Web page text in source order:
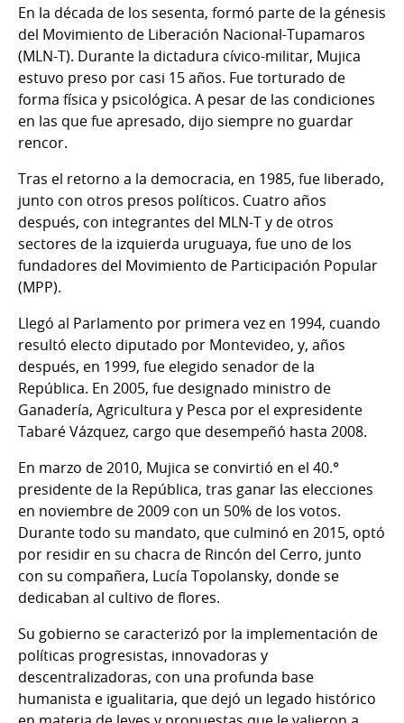
En la década de los sesenta, formó parte de la génesis
del Movimiento de Liberación Nacional-Tupamaros
(MLN-T). Durante la dictadura cívico-militar, Mujica
estuvo preso por casi 15 años. Fue torturado de
forma física y psicológica. A pesar de las condiciones
en las que fue apresado, dijo siempre no guardar
rencor.
Tras el retorno a la democracia, en 1985, fue liberado,
junto con otros presos políticos. Cuatro años
después, con integrantes del MLN-T y de otros
sectores de la izquierda uruguaya, fue uno de los
fundadores del Movimiento de Participación Popular
(MPP).
Llegó al Parlamento por primera vez en 1994, cuando
resultó electo diputado por Montevideo, y, años
después, en 1999, fue elegido senador de la
República. En 2005, fue designado ministro de
Ganadería, Agricultura y Pesca por el expresidente
Tabaré Vázquez, cargo que desempeñó hasta 2008.
En marzo de 2010, Mujica se convirtió en el 40.°
presidente de la República, tras ganar las elecciones
en noviembre de 2009 con un 50% de los votos.
Durante todo su mandato, que culminó en 2015, optó
por residir en su chacra de Rincón del Cerro, junto
con su compañera, Lucía Topolansky, donde se
dedicaban al cultivo de flores.
Su gobierno se caracterizó por la implementación de
políticas progresistas, innovadoras y
descentralizadoras, con una profunda base
humanista e igualitaria, que dejó un legado histórico